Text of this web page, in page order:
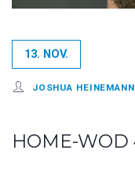
13. NOV.
JOSHUA HEINEMANN
HOME-WOD